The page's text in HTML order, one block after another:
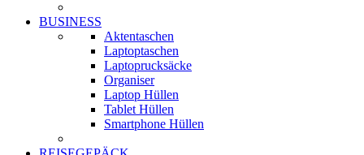
BUSINESS
Aktentaschen
Laptoptaschen
Laptoprucksäcke
Organiser
Laptop Hüllen
Tablet Hüllen
Smartphone Hüllen